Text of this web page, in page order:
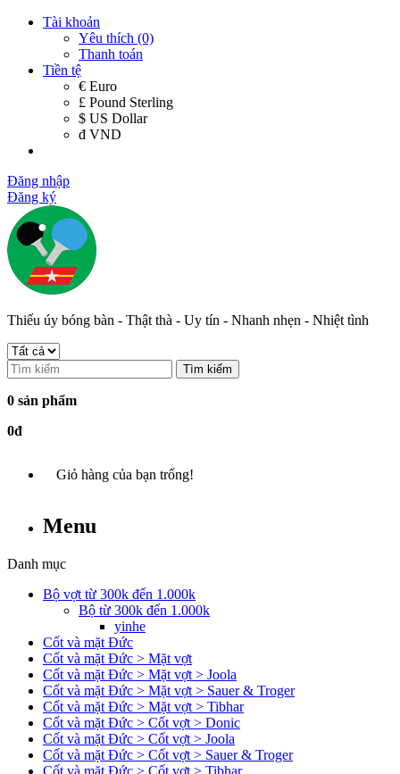
Tài khoản
Yêu thích (0)
Thanh toán
Tiền tệ
€ Euro
£ Pound Sterling
$ US Dollar
đ VND
Đăng nhập
Đăng ký
Thiếu úy bóng bàn - Thật thà - Uy tín - Nhanh nhẹn - Nhiệt tình
Tìm kiếm
0 sản phẩm
0đ
Giỏ hàng của bạn trống!
Menu
Danh mục
Bộ vợt từ 300k đến 1.000k
Bộ từ 300k đến 1.000k
yinhe
Cốt và mặt Đức
Cốt và mặt Đức > Mặt vợt
Cốt và mặt Đức > Mặt vợt > Joola
Cốt và mặt Đức > Mặt vợt > Sauer & Troger
Cốt và mặt Đức > Mặt vợt > Tibhar
Cốt và mặt Đức > Cốt vợt > Donic
Cốt và mặt Đức > Cốt vợt > Joola
Cốt và mặt Đức > Cốt vợt > Sauer & Troger
Cốt và mặt Đức > Cốt vợt > Tibhar